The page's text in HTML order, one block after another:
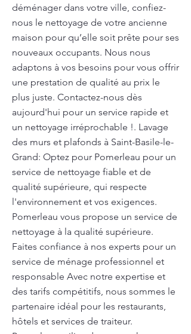
déménager dans votre ville, confiez-
nous le nettoyage de votre ancienne
maison pour qu’elle soit prête pour ses
nouveaux occupants. Nous nous
adaptons à vos besoins pour vous offrir
une prestation de qualité au prix le
plus juste. Contactez-nous dès
aujourd'hui pour un service rapide et
un nettoyage irréprochable !. Lavage
des murs et plafonds à Saint-Basile-le-
Grand: Optez pour Pomerleau pour un
service de nettoyage fiable et de
qualité supérieure, qui respecte
l'environnement et vos exigences.
Pomerleau vous propose un service de
nettoyage à la qualité supérieure.
Faites confiance à nos experts pour un
service de ménage professionnel et
responsable Avec notre expertise et
des tarifs compétitifs, nous sommes le
partenaire idéal pour les restaurants,
hôtels et services de traiteur.